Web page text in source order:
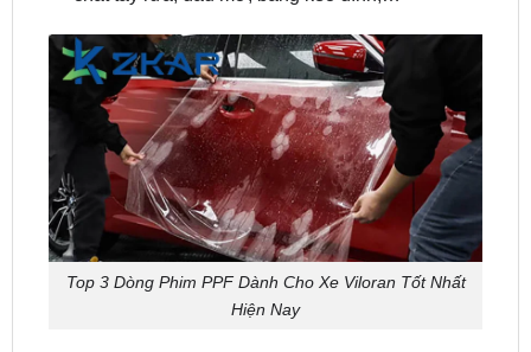
Top 3 Dòng Phim PPF Dành Cho Xe Viloran Tốt Nhất
Hiện Nay